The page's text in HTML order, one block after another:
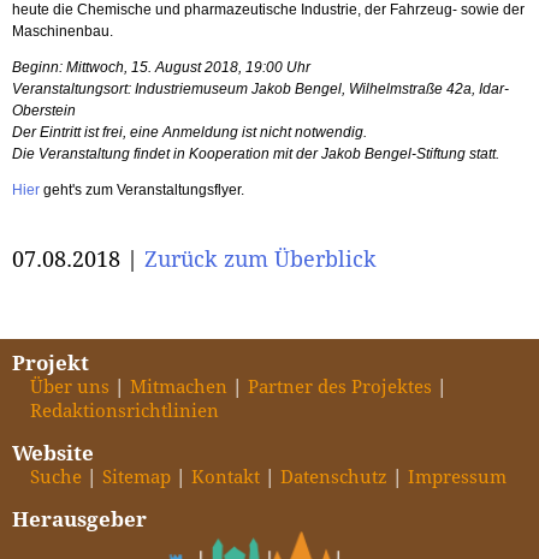
heute die Chemische und pharmazeutische Industrie, der Fahrzeug- sowie der
Maschinenbau.
Beginn: Mittwoch, 15. August 2018, 19:00 Uhr
Veranstaltungsort: Industriemuseum Jakob Bengel, Wilhelmstraße 42a, Idar-
Oberstein
Der Eintritt ist frei, eine Anmeldung ist nicht notwendig.
Die Veranstaltung findet in Kooperation mit der Jakob Bengel-Stiftung statt.
Hier geht's zum Veranstaltungsflyer.
07.08.2018 | Zurück zum Überblick
Projekt
Über uns Mitmachen
Partner des Projektes
Redaktionsrichtlinien
Website
Suche Sitemap Kontakt Datenschutz Impressum
Herausgeber